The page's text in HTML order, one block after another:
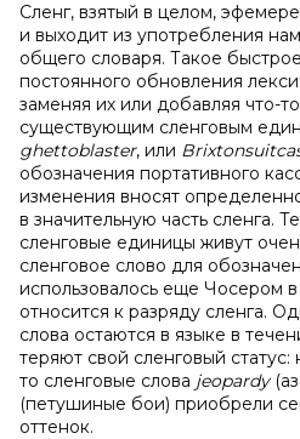
Сленг, взятый в целом,
и выходит из употребления
общего словаря. Такое
постоянного обновления
заменяя их или добавляя что-
существующим сленговым
ghettoblaster, или Brixton
обозначения портативного
изменения вносят
в значительную часть сленга.
сленговые единицы живут
сленговое слово для
использовалось еще Чосером
относится к разряду сленга.
слова остаются в языке в
теряют свой сленговый
то сленговые слова jeopardy
(петушиные бои) приобрели
оттенок.